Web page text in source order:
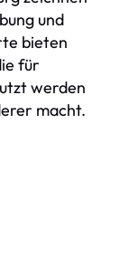
und
bieten
für
werden
macht.